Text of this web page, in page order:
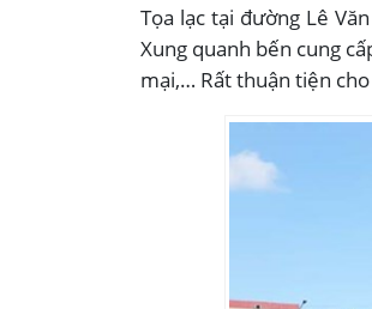
Tọa lạc tại đường Lê
Xung quanh bến cung
mại,… Rất thuận tiện